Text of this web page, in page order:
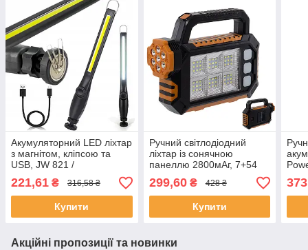
Акумуляторний LED ліхтар
з магнітом, кліпсою та
USB, JW 821 /
Світлодіодна лампа
світильник для кемпінгу
221,61 ₴ 316,58 ₴
Купити
Ручний світлодіодний
ліхтар із сонячною
панеллю 2800мАг, 7+54
SMD, HS-8029-1-A /
Переносний LED
прожектор
299,60₴ 428 ₴
Купити
Акційні пропозиції та новинки